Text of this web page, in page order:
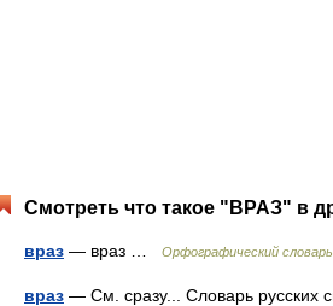
Смотреть что такое "ВРАЗ" в
враз — враз … Орфографический
враз — См. сразу... Словарь русских